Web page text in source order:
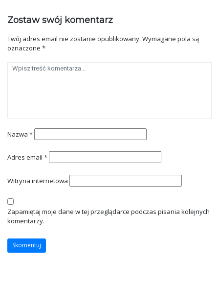
Zostaw swój komentarz
Twój adres email nie zostanie opublikowany. Wymagane pola są
oznaczone *
Nazwa *
Adres email *
Witryna internetowa
Zapamiętaj moje dane w tej przeglądarce podczas pisania kolejnych
komentarzy.